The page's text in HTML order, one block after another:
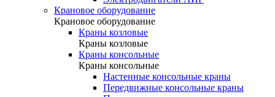
Крановое оборудование
Крановое оборудование
Краны козловые
Краны козловые
Краны консольные
Краны консольные
Настенные консольные краны
Передвижные консольные краны